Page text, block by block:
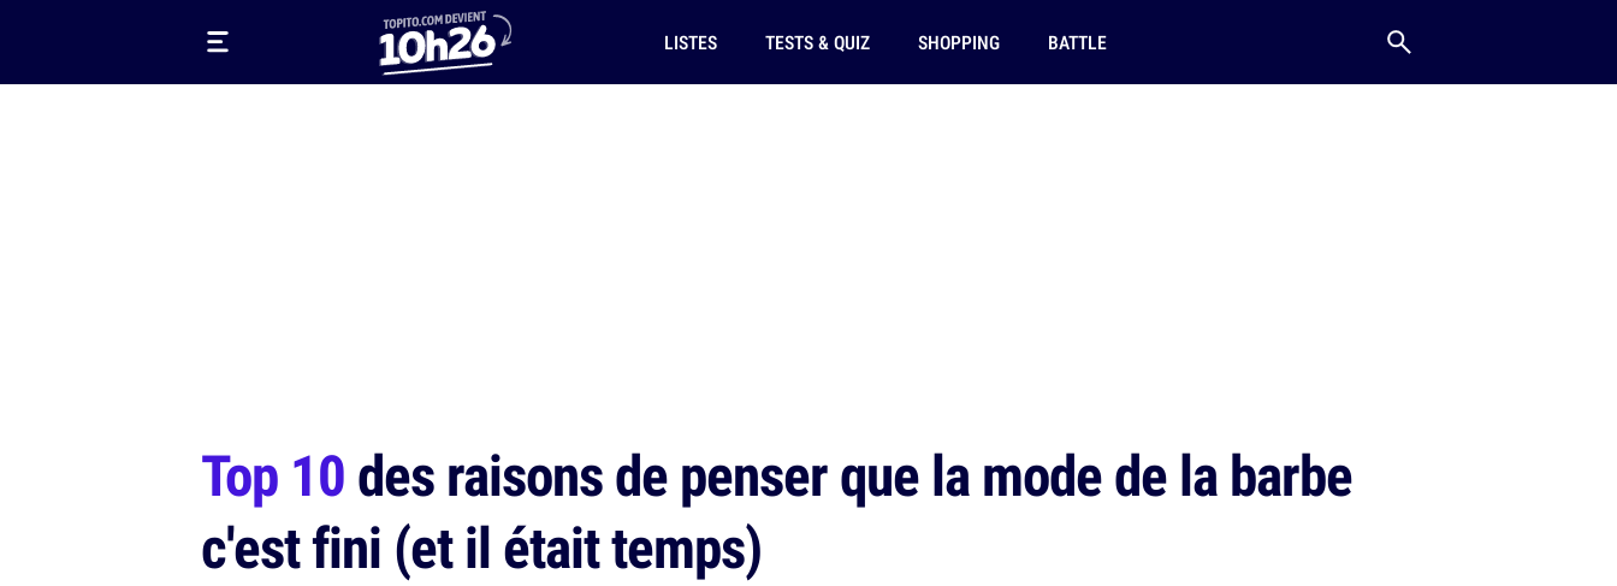
LISTES TESTS & QUIZ SHOPPING BATTLE
Top 10des raisons de penser que la mode de la barbe
c'est fini (et il était temps)